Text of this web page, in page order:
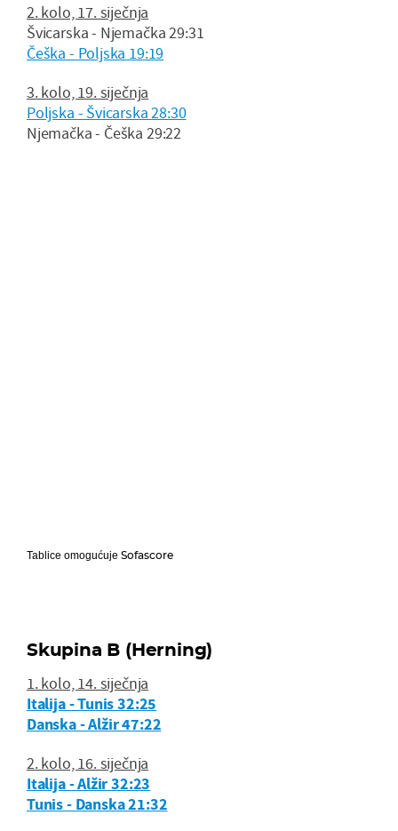
2. kolo, 17. siječnja
Švicarska - Njemačka 29:31
Češka - Poljska 19:19
3. kolo, 19. siječnja
Poljska - Švicarska 28:30
Njemačka - Češka 29:22
Tablice omogućuje Sofascore
Skupina B (Herning)
1. kolo, 14. siječnja
Italija - Tunis 32:25
Danska - Alžir 47:22
2. kolo, 16. siječnja
Italija - Alžir 32:23
Tunis - Danska 21:32